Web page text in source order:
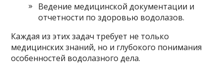
Ведение медицинской документации и
отчетности по здоровью водолазов.
Каждая из этих задач требует не только
медицинских знаний, но и глубокого понимания
особенностей водолазного дела.